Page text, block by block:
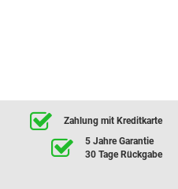
Zahlung mit Kreditkarte
5 Jahre Garantie
30 Tage Rückgabe